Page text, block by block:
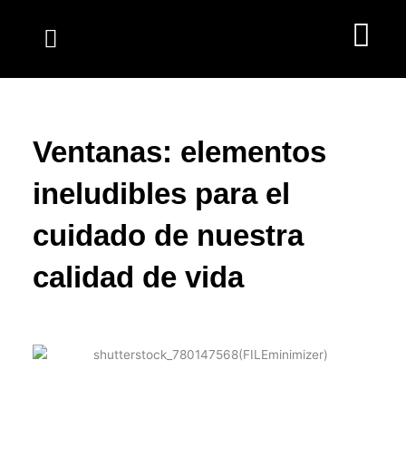
contenido
Ventanas: elementos
ineludibles para el
cuidado de nuestra
calidad de vida